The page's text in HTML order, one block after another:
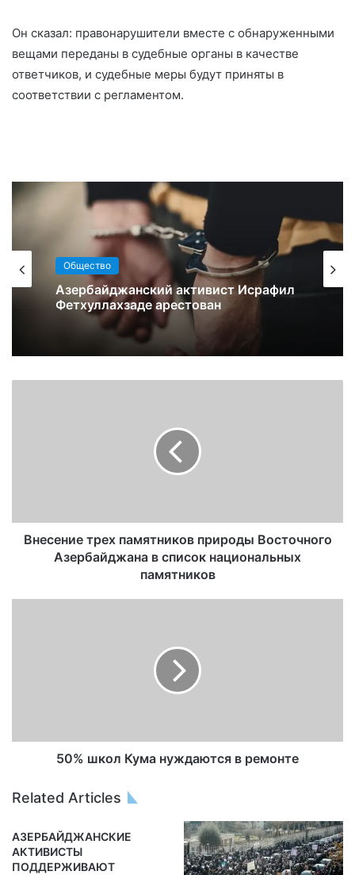
Он сказал: правонарушители вместе с обнаруженными
вещами переданы в судебные органы в качестве
ответчиков, и судебные меры будут приняты в
соответствии с регламентом.
Общество
Азербайджанский активист Исрафил
Фетхуллахзаде арестован
Внесение трех памятников природы Восточного
Азербайджана в список национальных
памятников
50% школ Кума нуждаются в ремонте
Related Articles
АЗЕРБАЙДЖАНСКИЕ
АКТИВИСТЫ
ПОДДЕРЖИВАЮТ